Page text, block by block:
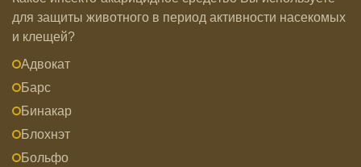
для защиты животного в период активности насекомых
и клещей?
Адвокат
Барс
Бинакар
Блохнэт
Больфо